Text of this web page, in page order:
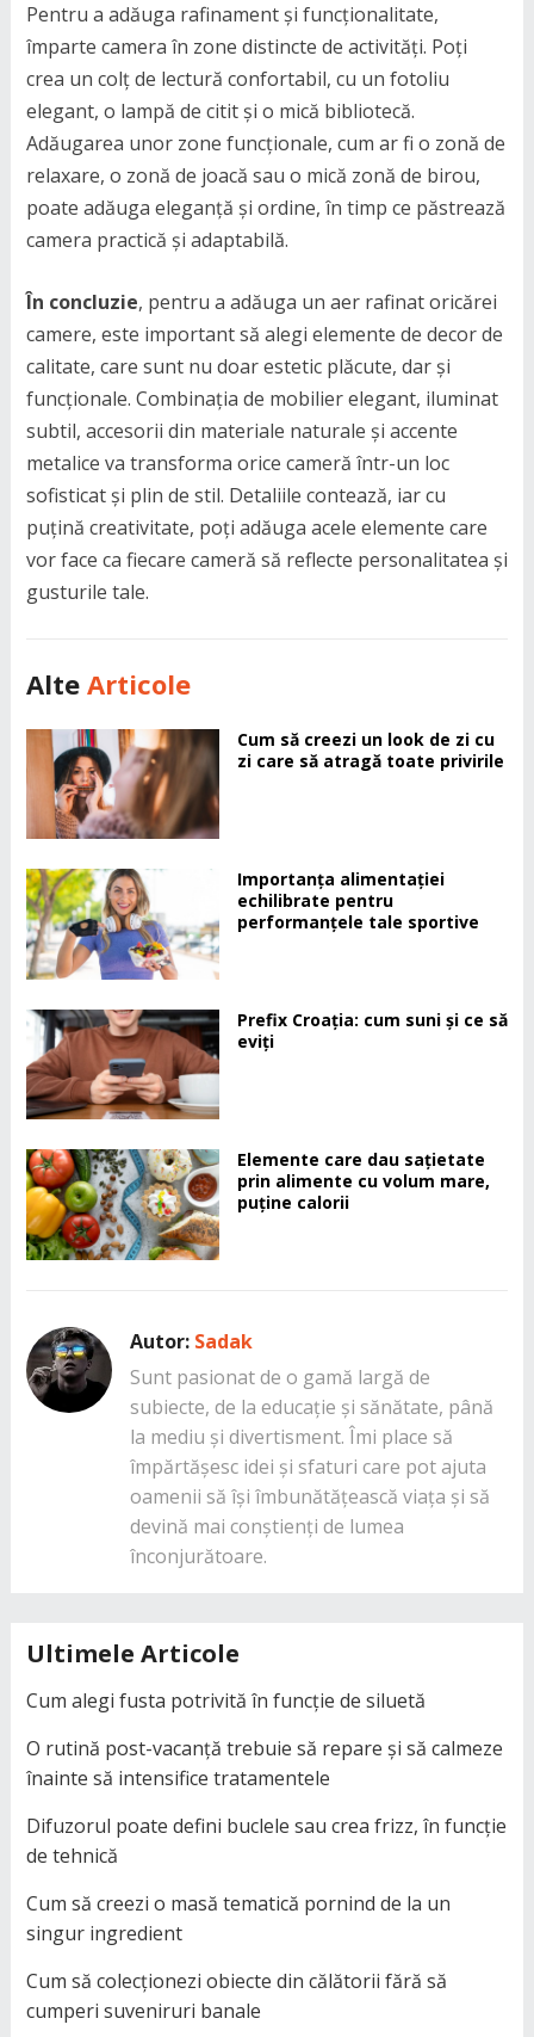
Pentru a adăuga rafinament și funcționalitate,
împarte camera în zone distincte de activități. Poți
crea un colț de lectură confortabil, cu un fotoliu
elegant, o lampă de citit și o mică bibliotecă.
Adăugarea unor zone funcționale, cum ar fi o zonă de
relaxare, o zonă de joacă sau o mică zonă de birou,
poate adăuga eleganță și ordine, în timp ce păstrează
camera practică și adaptabilă.
În concluzie, pentru a adăuga un aer rafinat oricărei
camere, este important să alegi elemente de decor de
calitate, care sunt nu doar estetic plăcute, dar și
funcționale. Combinația de mobilier elegant, iluminat
subtil, accesorii din materiale naturale și accente
metalice va transforma orice cameră într-un loc
sofisticat și plin de stil. Detaliile contează, iar cu
puțină creativitate, poți adăuga acele elemente care
vor face ca fiecare cameră să reflecte personalitatea și
gusturile tale.
Alte Articole
Cum să creezi un look de zi cu
zi care să atragă toate privirile
Importanța alimentației
echilibrate pentru
performanțele tale sportive
Prefix Croația: cum suni și ce să
eviți
Elemente care dau sațietate
prin alimente cu volum mare,
puține calorii
Autor: Sadak
Sunt pasionat de o gamă largă de
subiecte, de la educație și sănătate, până
la mediu și divertisment. Îmi place să
împărtășesc idei și sfaturi care pot ajuta
oamenii să își îmbunătățească viața și să
devină mai conștienți de lumea
înconjurătoare.
Ultimele Articole
Cum alegi fusta potrivită în funcție de siluetă
O rutină post-vacanță trebuie să repare și să calmeze
înainte să intensifice tratamentele
Difuzorul poate defini buclele sau crea frizz, în funcție
de tehnică
Cum să creezi o masă tematică pornind de la un
singur ingredient
Cum să colecționezi obiecte din călătorii fără să
cumperi suveniruri banale